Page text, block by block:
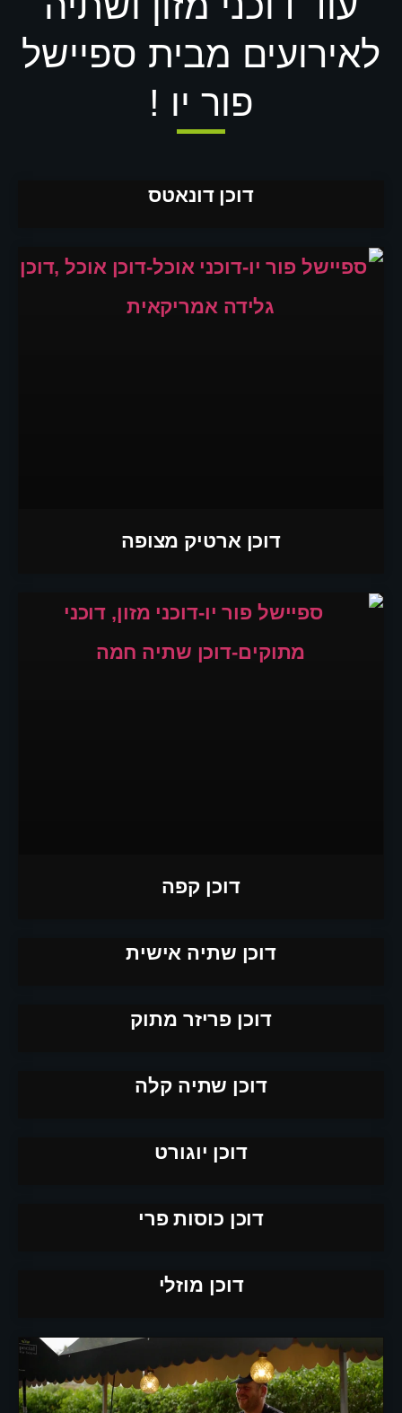
לאירועים מבית ספיישל
פור יו !
דוכן דונאטס
דוכן ארטיק מצופה
דוכן קפה
דוכן שתיה אישית
דוכן פריזר מתוק
דוכן שתיה קלה
דוכן יוגורט
דוכן כוסות פרי
דוכן מוזלי